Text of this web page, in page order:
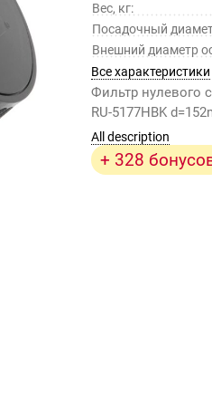
Вес, кг:
Посадочный
Внешний диаметр
Все характеристики
Фильтр нулевого
RU-5177HBK
All description
+ 328